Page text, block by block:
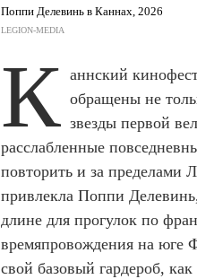
Поппи Делевинь в Каннах, 2026
LEGION-MEDIA
К аннский
обращены не
звезды первой
расслабленные
повторить и за пределами
привлекла Поппи
длине для прогулок по
времяпровождения на юге
свой базовый гардероб,